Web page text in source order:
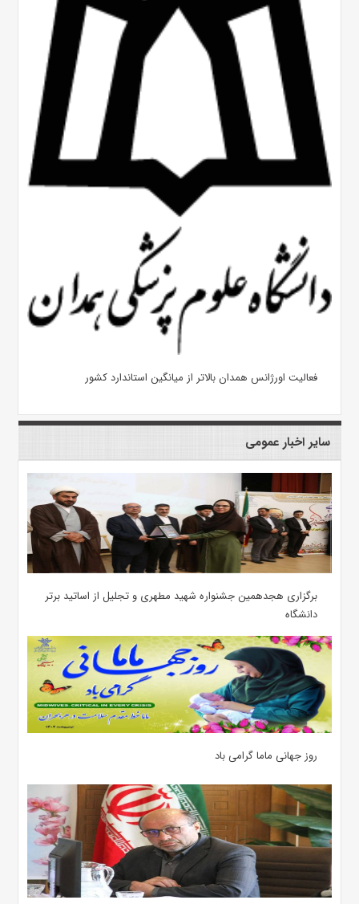
فعالیت اورژانس همدان بالاتر از میانگین استاندارد کشور
سایر اخبار عمومی
برگزاری هجدهمین جشنواره شهید مطهری و تجلیل از اساتید برتر
دانشگاه
روز جهانی ماما گرامی باد